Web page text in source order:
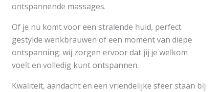
ontspannende massages.
Of je nu komt voor een stralende huid, perfect
gestylde wenkbrauwen of een moment van diepe
ontspanning: wij zorgen ervoor dat jij je welkom
voelt en volledig kunt ontspannen.
Kwaliteit, aandacht en een vriendelijke sfeer staan bij